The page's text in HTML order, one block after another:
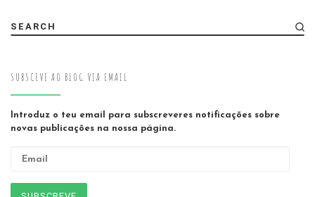
SEARCH
SUBSCEVE AO BLOG VIA EMAIL
Introduz o teu email para subscreveres notificações sobre
novas publicações na nossa página.